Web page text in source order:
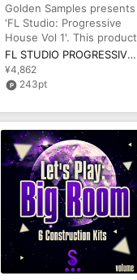
Golden Samples presents
'FL Studio: Progressive
House Vol 1'. This product
includes Project and StemFL STUDIO PROGRESSIVE HOUSE VOL 1
¥4,862
243pt